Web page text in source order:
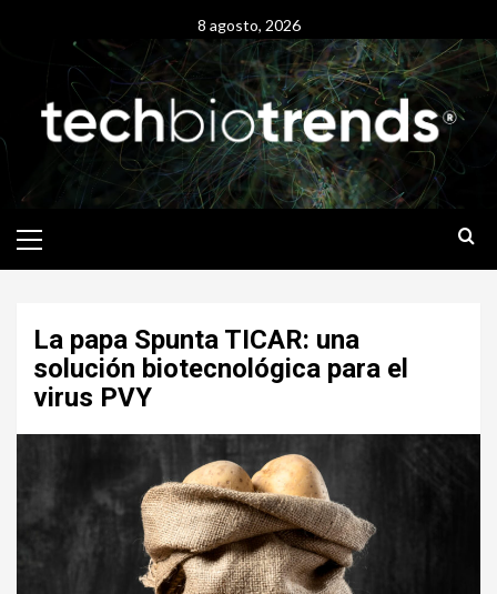
8 agosto, 2026
Menu
La papa Spunta TICAR: una
solución biotecnológica para el
virus PVY